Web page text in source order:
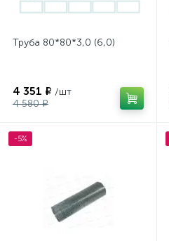
Труба 80*80*3,0 (6,0)
4 351 ₽ /шт
4 580 ₽
-5%